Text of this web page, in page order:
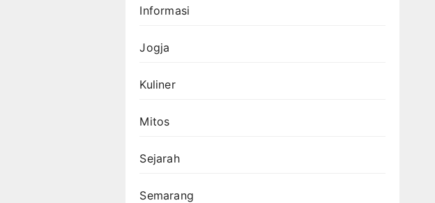
Informasi
Jogja
Kuliner
Mitos
Sejarah
Semarang